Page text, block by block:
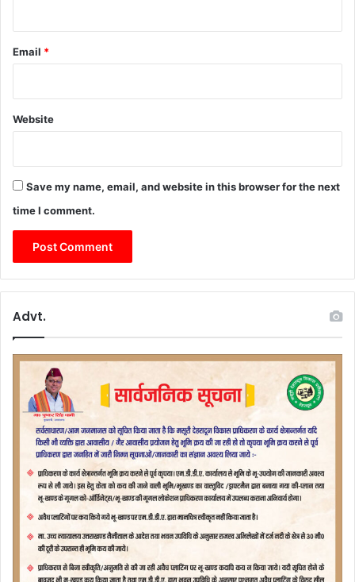
Email *
Website
Save my name, email, and website in this browser for the next
time I comment.
Advt.